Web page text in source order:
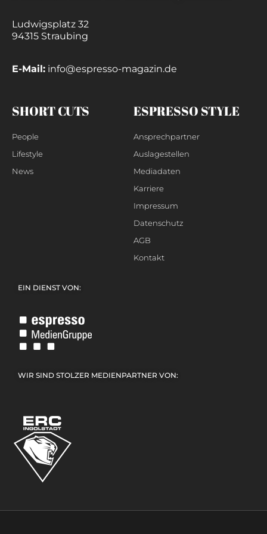
Ludwigsplatz 32
94315 Straubing
E-Mail: info@espresso-magazin.de
SHORT CUTS
People
Lifestyle
News
ESPRESSO STYLE
Ansprechpartner
Auslagestellen
Mediadaten
Karriere
Impressum
Datenschutz
AGB
Kontakt
EIN DIENST VON:
WIR SIND STOLZER MEDIENPARTNER VON: